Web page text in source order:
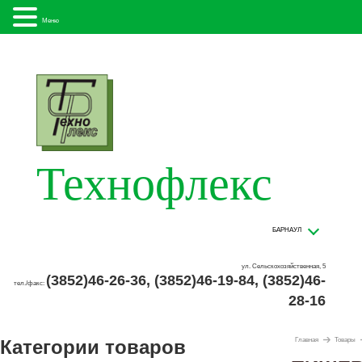
Технофлекс
БАРНАУЛ
ул. Сельскохозяйственная, 5
тел./факс: (3852)46-26-36, (3852)46-19-84, (3852)46-
28-16
Категории товаров Главная Товары
Меню